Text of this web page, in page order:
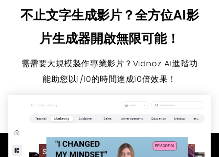
不止文字生成影片？全方位AI影
片生成器開啟無限可能！
需需要大規模製作專業影片？Vidnoz AI進階功
能助您以1/10的時間達成10倍效果！